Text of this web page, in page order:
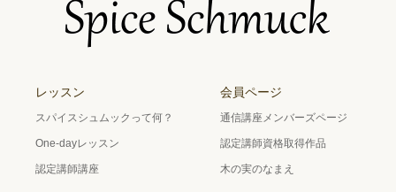
レッスン
スパイスシュムックって何？
One-dayレッスン
認定講師講座
会員ページ
通信講座メンバーズページ
認定講師資格取得作品
木の実のなまえ